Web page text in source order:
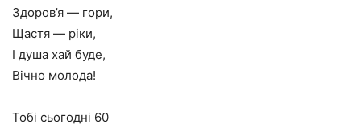
Здоров’я — гори,
Щастя — ріки,
І душа хай буде,
Вічно молода!
Тобі сьогодні 60